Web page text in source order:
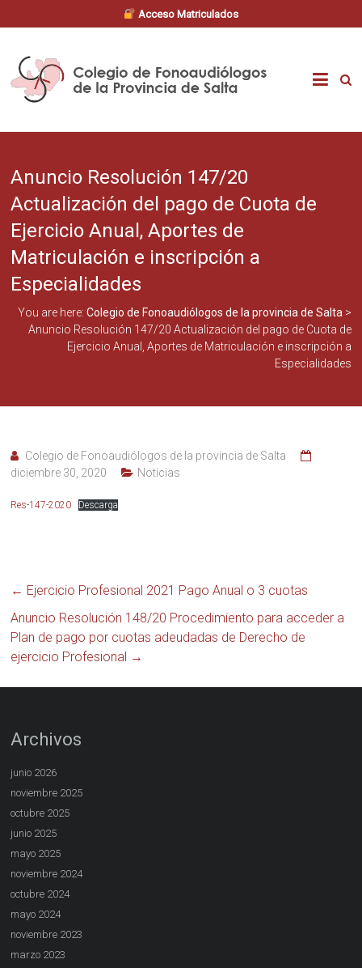
Acceso Matriculados
content
Colegio
de
de
la
provincia
de
Salta
Anuncio Resolución 147/20
Actualización del pago de Cuota de
Ejercicio Anual, Aportes de
Matriculación e inscripción a
Especialidades
You are here: Colegio de Fonoaudiólogos de la provincia de Salta>
Anuncio Resolución 147/20 Actualización del pago de Cuota de
Ejercicio Anual, Aportes de Matriculación e inscripción a
Especialidades
Colegio de Fonoaudiólogos de la provincia de Salta
diciembre 30, 2020
Noticias
Res-147-2020 Descarga
← Ejercicio Profesional 2021 Pago Anual o 3 cuotas
Anuncio Resolución 148/20 Procedimiento para acceder a
Plan de pago por cuotas adeudadas de Derecho de
ejercicio Profesional →
Archivos
junio 2026
noviembre 2025
octubre 2025
junio 2025
mayo 2025
noviembre 2024
octubre 2024
mayo 2024
noviembre 2023
marzo 2023